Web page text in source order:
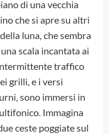
di una vecchia
che si apre su altri
luna, che sembra
scala incantata ai
traffico
grilli, e i versi
sono immersi in
Immagina
ceste poggiate sul